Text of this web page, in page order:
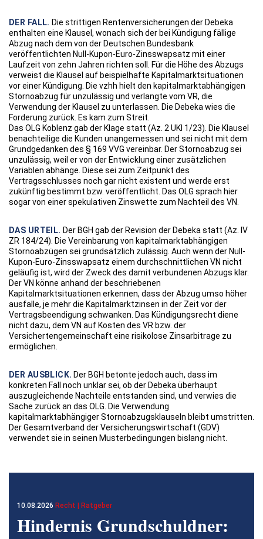
DER FALL. Die strittigen Rentenversicherungen der Debeka
enthalten eine Klausel, wonach sich der bei Kündigung fällige
Abzug nach dem von der Deutschen Bundesbank
veröffentlichten Null-Kupon-Euro-Zinsswapsatz mit einer
Laufzeit von zehn Jahren richten soll. Für die Höhe des Abzugs
verweist die Klausel auf beispielhafte Kapitalmarktsituationen
vor einer Kündigung. Die vzhh hielt den kapitalmarktabhängigen
Stornoabzug für unzulässig und verlangte vom VR, die
Verwendung der Klausel zu unterlassen. Die Debeka wies die
Forderung zurück. Es kam zum Streit.
Das OLG Koblenz gab der Klage statt (Az. 2 UKl 1/23). Die Klausel
benachteilige die Kunden unangemessen und sei nicht mit dem
Grundgedanken des § 169 VVG vereinbar. Der Stornoabzug sei
unzulässig, weil er von der Entwicklung einer zusätzlichen
Variablen abhänge. Diese sei zum Zeitpunkt des
Vertragsschlusses noch gar nicht existent und werde erst
zukünftig bestimmt bzw. veröffentlicht. Das OLG sprach hier
sogar von einer spekulativen Zinswette zum Nachteil des VN.
DAS URTEIL. Der BGH gab der Revision der Debeka statt (Az. IV
ZR 184/24). Die Vereinbarung von kapitalmarktabhängigen
Stornoabzügen sei grundsätzlich zulässig. Auch wenn der Null-
Kupon-Euro-Zinsswapsatz einem durchschnittlichen VN nicht
geläufig ist, wird der Zweck des damit verbundenen Abzugs klar.
Der VN könne anhand der beschriebenen
Kapitalmarktsituationen erkennen, dass der Abzug umso höher
ausfalle, je mehr die Kapitalmarktzinsen in der Zeit vor der
Vertragsbeendigung schwanken. Das Kündigungsrecht diene
nicht dazu, dem VN auf Kosten des VR bzw. der
Versichertengemeinschaft eine risikolose Zinsarbitrage zu
ermöglichen.
DER AUSBLICK. Der BGH betonte jedoch auch, dass im
konkreten Fall noch unklar sei, ob der Debeka überhaupt
auszugleichende Nachteile entstanden sind, und verwies die
Sache zurück an das OLG. Die Verwendung
kapitalmarktabhängiger Stornoabzugsklauseln bleibt umstritten.
Der Gesamtverband der Versicherungswirtschaft (GDV)
verwendet sie in seinen Musterbedingungen bislang nicht.
10.08.2026 Recht | Ratgeber
Hindernis Grundschuldner: